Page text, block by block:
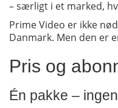
– særligt i et marked,
Prime Video er ikke
Danmark. Men den er
Pris og
Én pakke –